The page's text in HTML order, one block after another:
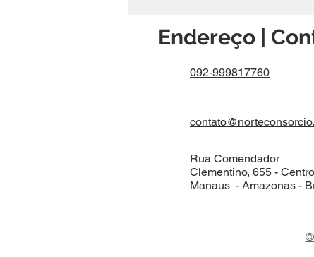
Endereço |
092-999817760
Rua Comendador
Clementino, 655 -
Manaus - Amazonas -
©